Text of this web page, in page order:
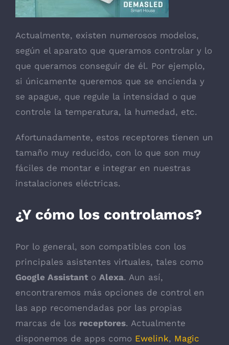
Actualmente, existen numerosos modelos,
según el aparato que queramos controlar y lo
que queramos conseguir de él. Por ejemplo,
si únicamente queremos que se encienda y
se apague, que regule la intensidad o que
controle la temperatura, la humedad, etc.
Afortunadamente, estos receptores tienen un
tamaño muy reducido, con lo que son muy
fáciles de montar e integrar en nuestras
instalaciones eléctricas.
¿Y cómo los controlamos?
Por lo general, son compatibles con los
principales asistentes virtuales, tales como
Google Assistant o Alexa. Aun así,
encontraremos más opciones de control en
las app recomendadas por las propias
marcas de los receptores. Actualmente
disponemos de apps como Ewelink, Magic